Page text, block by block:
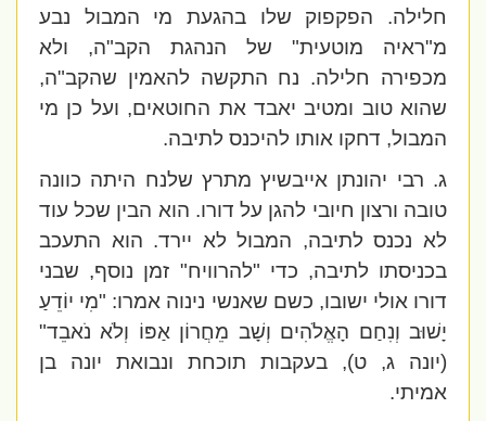
חלילה. הפקפוק שלו בהגעת מי המבול נבע
מ"ראיה מוטעית" של הנהגת הקב"ה, ולא
מכפירה חלילה. נח התקשה להאמין שהקב"ה,
שהוא טוב ומטיב יאבד את החוטאים, ועל כן מי
המבול, דחקו אותו להיכנס לתיבה.
ג. רבי יהונתן אייבשיץ מתרץ שלנח היתה כוונה
טובה ורצון חיובי להגן על דורו. הוא הבין שכל עוד
לא נכנס לתיבה, המבול לא יירד. הוא התעכב
בכניסתו לתיבה, כדי "להרוויח" זמן נוסף, שבני
דורו אולי ישובו, כשם שאנשי נינוה אמרו: "מִי יוֹדֵעַ
יָשׁוּב וְנִחַם הָאֱלֹהִים וְשָׁב מֵחֲרוֹן אַפּוֹ וְלֹא נֹאבֵד"
(יונה ג, ט), בעקבות תוכחת ונבואת יונה בן
אמיתי.